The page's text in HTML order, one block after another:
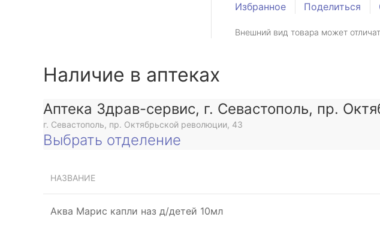
Избранное Поделиться
Внешний вид товара может
Наличие в аптеках
Аптека Здрав-сервис, г. Севастополь, пр.
г. Севастополь, пр. Октябрьской революции, 43
Выбрать отделение
НАЗВАНИЕ
Аква Марис капли наз д/детей 10мл